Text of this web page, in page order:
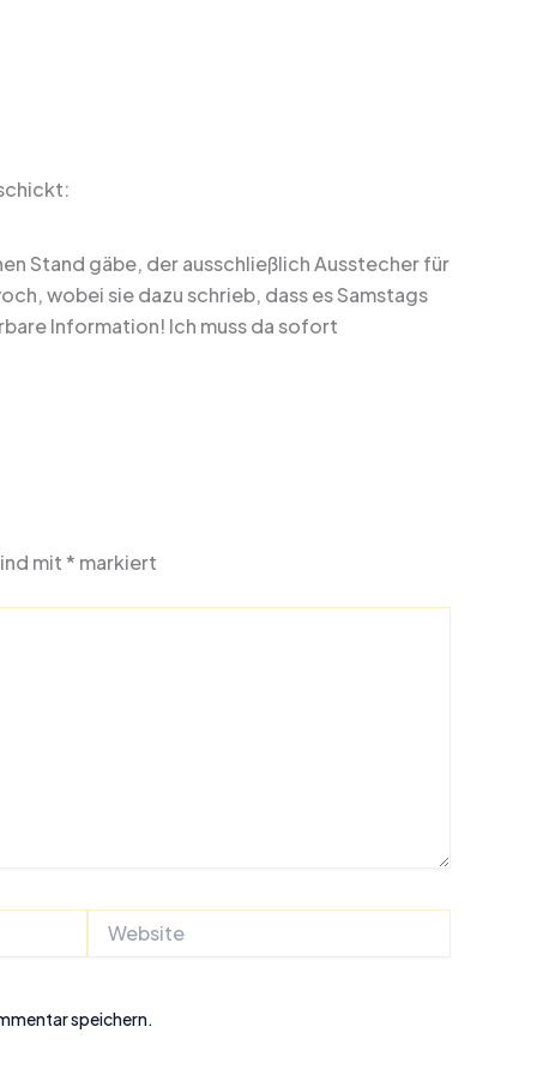
Stand gäbe, der ausschließlich Ausstecher für
wobei sie dazu schrieb, dass es Samstags
Information! Ich muss da sofort
mit* markiert
speichern.